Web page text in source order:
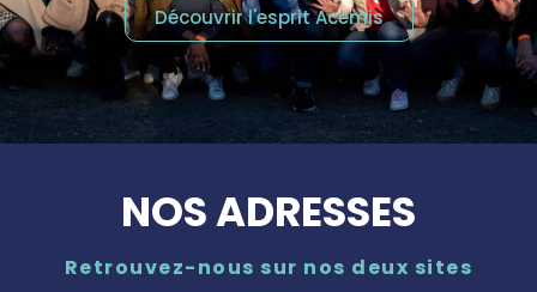
Découvrir l'esprit Acemis
NOS ADRESSES
Retrouvez-nous sur nos deux sites